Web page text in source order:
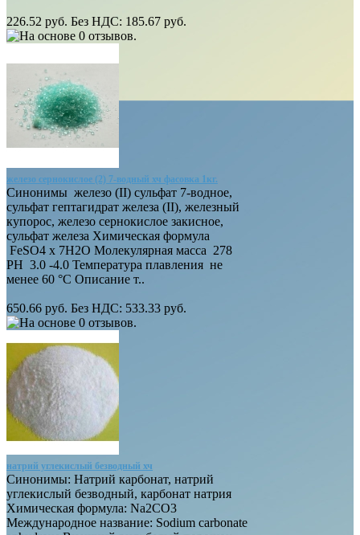
226.52 руб. Без НДС: 185.67 руб.
железо сернокислое (2) 7-водный хч фасовка 1кг.
Синонимы железо (II) сульфат 7-водное,
сульфат гептагидрат железа (II), железный
купорос, железо сернокислое закисное,
сульфат железа Химическая формула
FeSO4 х 7H2O Молекулярная масса 278
PH 3.0 -4.0 Температура плавления не
менее 60 °C Описание т..
650.66 руб. Без НДС: 533.33 руб.
натрий углекислый безводный хч
Синонимы: Натрий карбонат, натрий
углекислый безводный, карбонат натрия
Химическая формула: Na2CO3
Международное название: Sodium carbonate